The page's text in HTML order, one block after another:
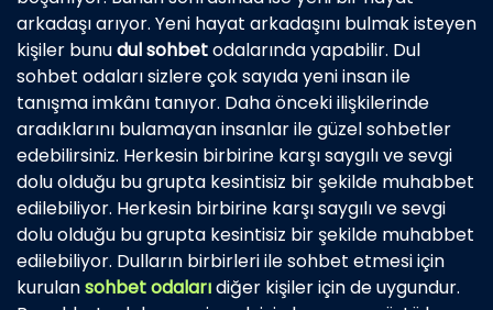
arkadaşı arıyor. Yeni hayat arkadaşını bulmak isteyen
kişiler bunudul sohbetodalarında yapabilir. Dul
sohbet odaları sizlere çok sayıda yeni insan ile
tanışma imkânı tanıyor. Daha önceki ilişkilerinde
aradıklarını bulamayan insanlar ile güzel sohbetler
edebilirsiniz. Herkesin birbirine karşı saygılı ve sevgi
dolu olduğu bu grupta kesintisiz bir şekilde muhabbet
edilebiliyor. Herkesin birbirine karşı saygılı ve sevgi
dolu olduğu bu grupta kesintisiz bir şekilde muhabbet
edilebiliyor. Dulların birbirleri ile sohbet etmesi için
kurulansohbet odalarıdiğer kişiler için de uygundur.